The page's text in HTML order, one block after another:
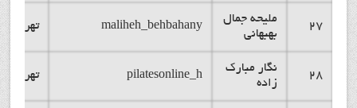
27
ملیحه جمال
بهبهانی
maliheh_behbahany تهران
28
نگار مبارک
زاده
pilatesonline_h تهران